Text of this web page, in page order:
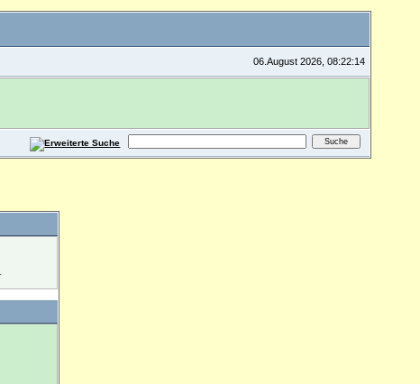
06.August 2026, 08:22:14